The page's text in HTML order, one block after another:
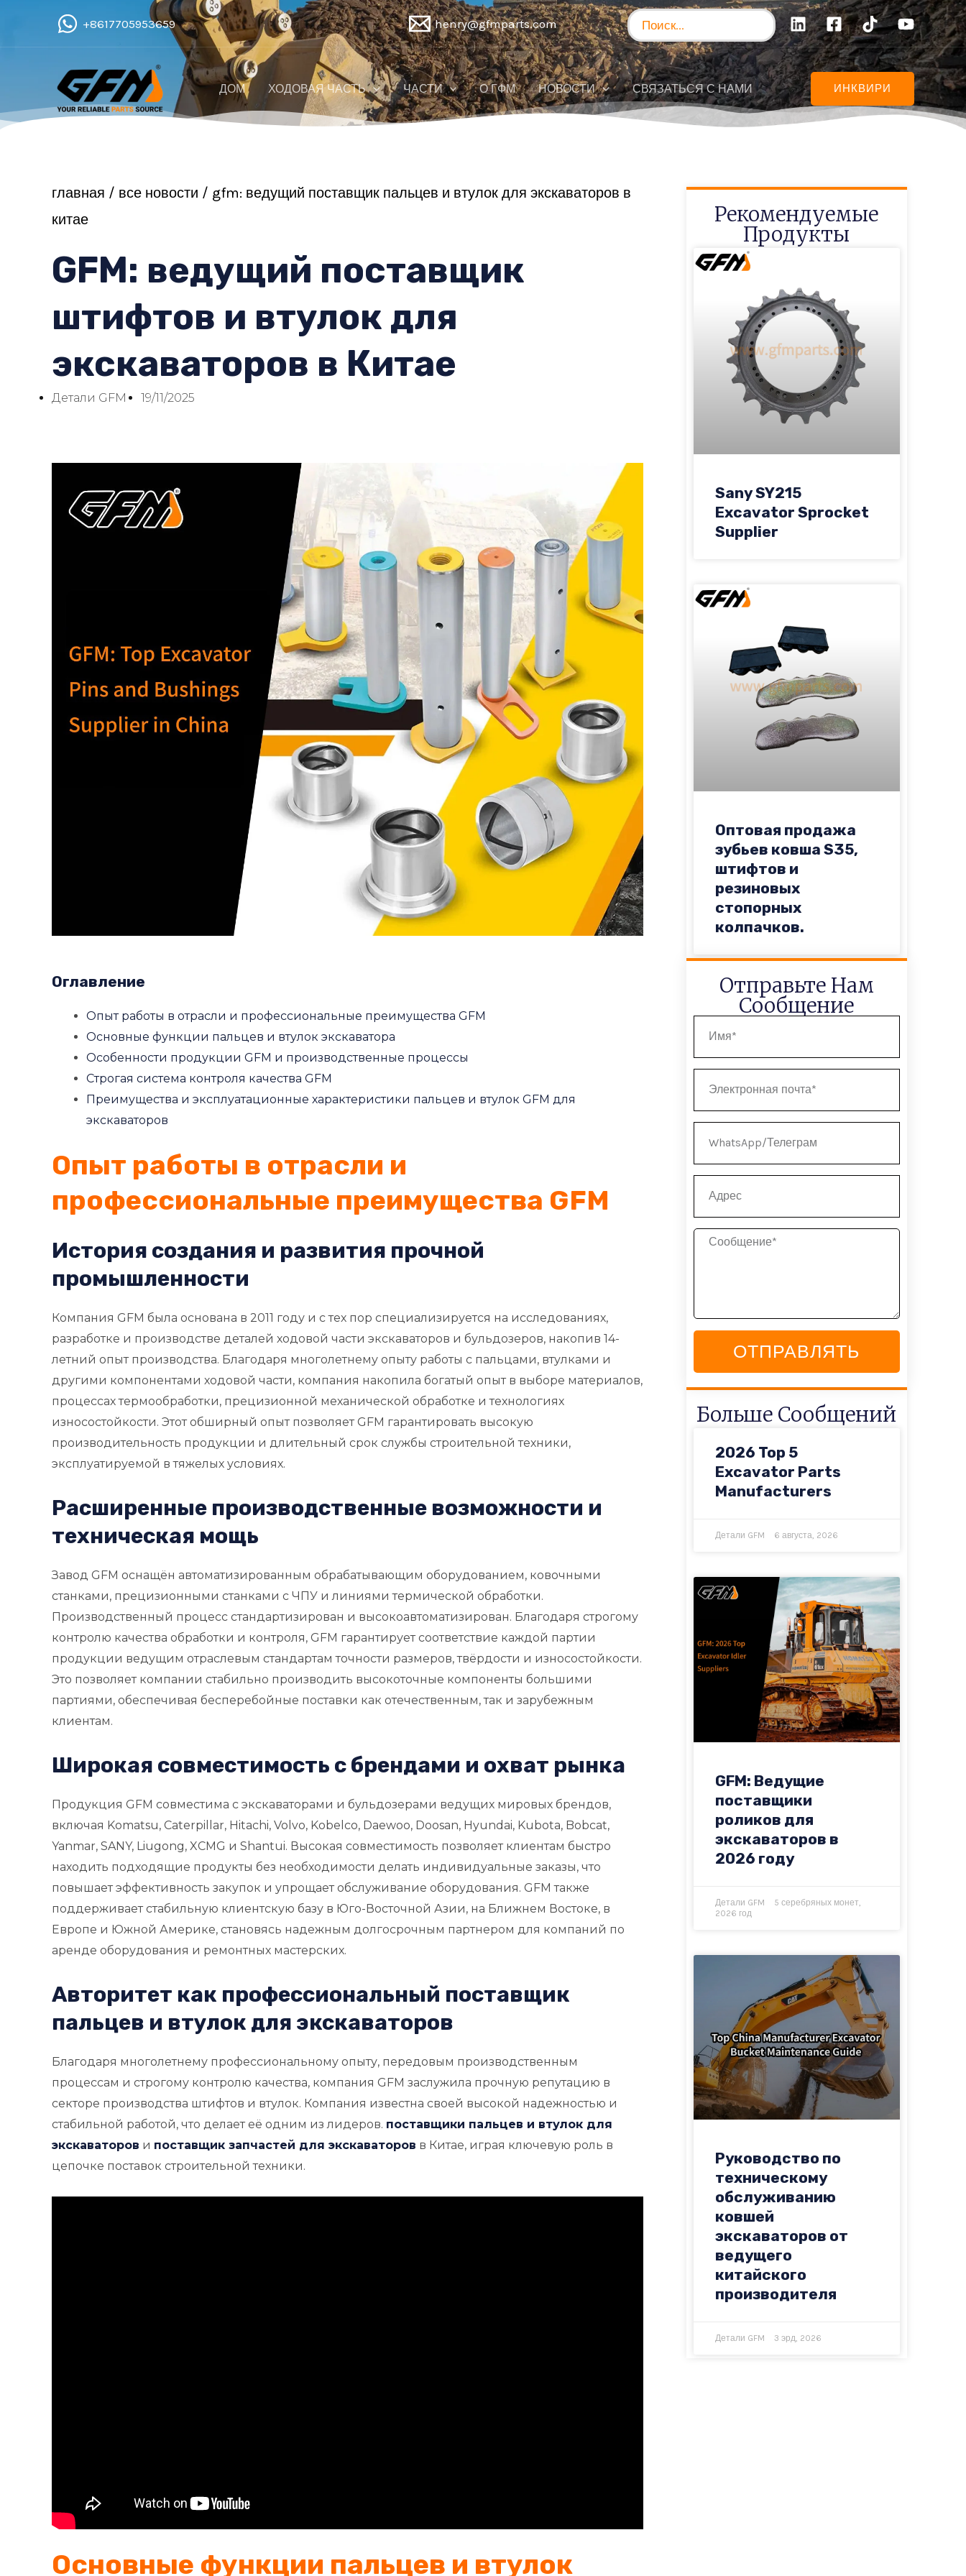
+8617705953659 henry@gfmparts.com Поиск:
ДОМ ХОДОВАЯ ЧАСТЬ ЧАСТИ О ГФМ НОВОСТИ СВЯЗАТЬСЯ С НАМИ ИНКВИРИ
главная / все новости / gfm: ведущий поставщик пальцев и втулок для экскаваторов в
китае
GFM: ведущий поставщик
штифтов и втулок для
экскаваторов в Китае
Детали GFM 19/11/2025
Оглавление
Опыт работы в отрасли и профессиональные преимущества GFM
Основные функции пальцев и втулок экскаватора
Особенности продукции GFM и производственные процессы
Строгая система контроля качества GFM
Преимущества и эксплуатационные характеристики пальцев и втулок GFM для
экскаваторов
Опыт работы в отрасли и
профессиональные преимущества GFM
История создания и развития прочной
промышленности
Компания GFM была основана в 2011 году и с тех пор специализируется на исследованиях,
разработке и производстве деталей ходовой части экскаваторов и бульдозеров, накопив 14-
летний опыт производства. Благодаря многолетнему опыту работы с пальцами, втулками и
другими компонентами ходовой части, компания накопила богатый опыт в выборе материалов,
процессах термообработки, прецизионной механической обработке и технологиях
износостойкости. Этот обширный опыт позволяет GFM гарантировать высокую
производительность продукции и длительный срок службы строительной техники,
эксплуатируемой в тяжелых условиях.
Расширенные производственные возможности и
техническая мощь
Завод GFM оснащён автоматизированным обрабатывающим оборудованием, ковочными
станками, прецизионными станками с ЧПУ и линиями термической обработки.
Производственный процесс стандартизирован и высокоавтоматизирован. Благодаря строгому
контролю качества обработки и контроля, GFM гарантирует соответствие каждой партии
продукции ведущим отраслевым стандартам точности размеров, твёрдости и износостойкости.
Это позволяет компании стабильно производить высокоточные компоненты большими
партиями, обеспечивая бесперебойные поставки как отечественным, так и зарубежным
клиентам.
Широкая совместимость с брендами и охват рынка
Продукция GFM совместима с экскаваторами и бульдозерами ведущих мировых брендов,
включая Komatsu, Caterpillar, Hitachi, Volvo, Kobelco, Daewoo, Doosan, Hyundai, Kubota, Bobcat,
Yanmar, SANY, Liugong, XCMG и Shantui. Высокая совместимость позволяет клиентам быстро
находить подходящие продукты без необходимости делать индивидуальные заказы, что
повышает эффективность закупок и упрощает обслуживание оборудования. GFM также
поддерживает стабильную клиентскую базу в Юго-Восточной Азии, на Ближнем Востоке, в
Европе и Южной Америке, становясь надежным долгосрочным партнером для компаний по
аренде оборудования и ремонтных мастерских.
Авторитет как профессиональный поставщик
пальцев и втулок для экскаваторов
Благодаря многолетнему профессиональному опыту, передовым производственным
процессам и строгому контролю качества, компания GFM заслужила прочную репутацию в
секторе производства штифтов и втулок. Компания известна своей высокой надежностью и
стабильной работой, что делает её одним из лидеров. поставщики пальцев и втулок для
экскаваторов и поставщик запчастей для экскаваторов в Китае, играя ключевую роль в
цепочке поставок строительной техники.
Основные функции пальцев и втулок
Рекомендуемые
Продукты
Sany SY215
Excavator Sprocket
Supplier
Оптовая продажа
зубьев ковша S35,
штифтов и
резиновых
стопорных
колпачков.
Отправьте Нам
Сообщение
Сообщение
ОТПРАВЛЯТЬ
Больше Сообщений
2026 Top 5
Excavator Parts
Manufacturers
Детали GFM 6 августа, 2026
GFM: Ведущие
поставщики
роликов для
экскаваторов в
2026 году
Детали GFM
5 серебряных монет,
2026 год
Руководство по
техническому
обслуживанию
ковшей
экскаваторов от
ведущего
китайского
производителя
Детали GFM 3 эрд, 2026